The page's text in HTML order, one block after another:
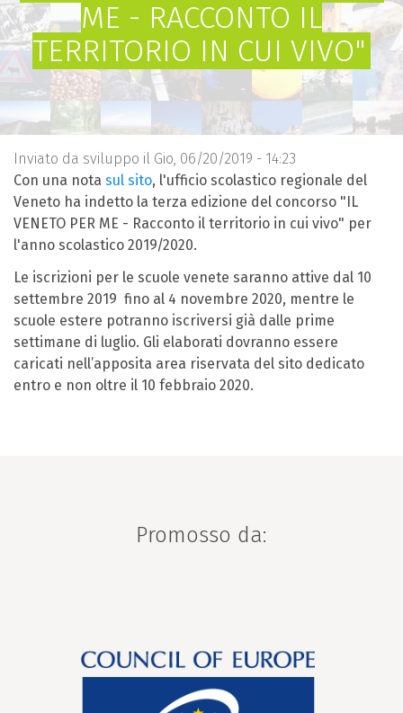
ME - RACCONTO IL
TERRITORIO IN CUI VIVO"
Inviato da sviluppo il Gio, 06/20/2019 - 14:23
Con una nota sul sito, l'ufficio scolastico regionale del
Veneto ha indetto la terza edizione del concorso "IL
VENETO PER ME - Racconto il territorio in cui vivo" per
l'anno scolastico 2019/2020.
Le iscrizioni per le scuole venete saranno attive dal 10
settembre 2019 fino al 4 novembre 2020, mentre le
scuole estere potranno iscriversi già dalle prime
settimane di luglio. Gli elaborati dovranno essere
caricati nell’apposita area riservata del sito dedicato
entro e non oltre il 10 febbraio 2020.
Promosso da: